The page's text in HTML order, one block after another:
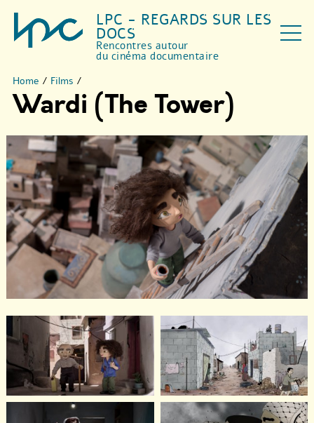
LPC - REGARDS SUR LES
DOCS
Rencontres autour
du cinéma documentaire
Home / Films /
Wardi (The Tower)